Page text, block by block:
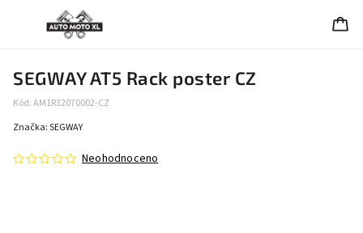
SEGWAY AT5 Rack poster CZ
Kód:AM1R32070002-CZ
Neohodnoceno
Značka:SEGWAY